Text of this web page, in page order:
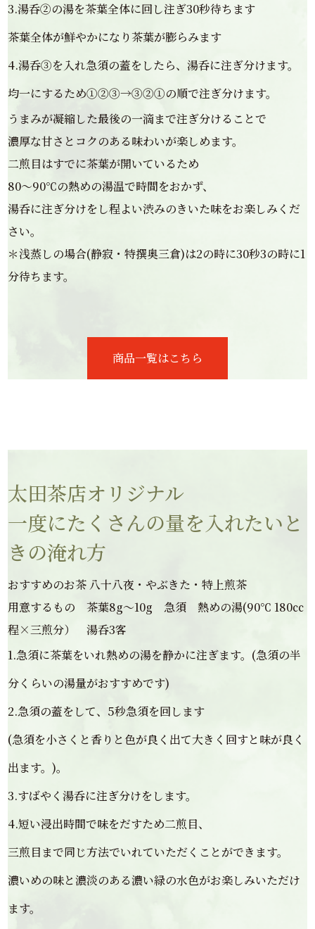
3.湯呑②の湯を茶葉全体に回し注ぎ30秒待ちます
茶葉全体が鮮やかになり茶葉が膨らみます
4.湯呑③を入れ急須の蓋をしたら、湯呑に注ぎ分けます。
均一にするため①②③→③②①の順で注ぎ分けます。
うまみが凝縮した最後の一滴まで注ぎ分けることで
濃厚な甘さとコクのある味わいが楽しめます。
二煎目はすでに茶葉が開いているため
80～90℃の熱めの湯温で時間をおかず、
湯呑に注ぎ分けをし程よい渋みのきいた味をお楽しみくだ
さい。
＊浅蒸しの場合(静寂・特撰奥三倉)は2の時に30秒3の時に1
分待ちます。
商品一覧はこちら
太田茶店オリジナル
一度にたくさんの量を入れたいと
きの淹れ方
おすすめのお茶 八十八夜・やぶきた・特上煎茶
用意するもの 茶葉8g～10g 急須 熱めの湯(90℃ 180㏄
程×三煎分） 湯呑3客
1.急須に茶葉をいれ熱めの湯を静かに注ぎます。(急須の半
分くらいの湯量がおすすめです)
2.急須の蓋をして、5秒急須を回します
(急須を小さくと香りと色が良く出て大きく回すと味が良く
出ます。)。
3.すばやく湯呑に注ぎ分けをします。
4.短い浸出時間で味をだすため二煎目、
三煎目まで同じ方法でいれていただくことができます。
濃いめの味と濃淡のある濃い緑の水色がお楽しみいただけ
ます。